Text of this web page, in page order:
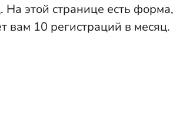
этой странице есть форма,
вам 10 регистраций в месяц.